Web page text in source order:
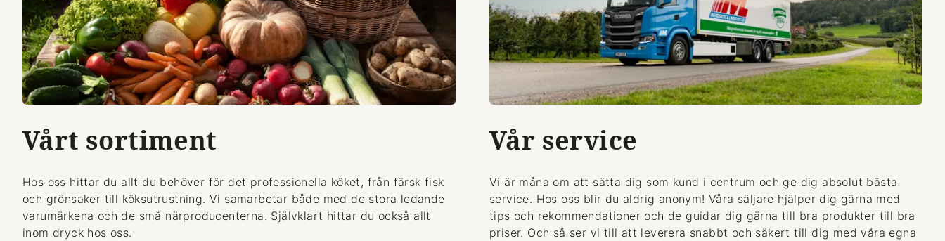
Vårt sortiment
Hos oss hittar du allt du behöver för det professionella köket, från färsk fisk
och grönsaker till köksutrustning. Vi samarbetar både med de stora ledande
varumärkena och de små närproducenterna. Självklart hittar du också allt
inom dryck hos oss.
Vår service
Vi är måna om att sätta dig som kund i centrum och ge dig absolut bästa
service. Hos oss blir du aldrig anonym! Våra säljare hjälper dig gärna med
tips och rekommendationer och de guidar dig gärna till bra produkter till bra
priser. Och så ser vi till att leverera snabbt och säkert till dig med våra egna